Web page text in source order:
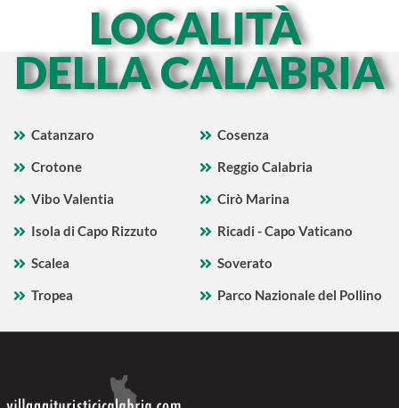
LOCALITÀ
DELLA CALABRIA
Catanzaro
Cosenza
Crotone
Reggio Calabria
Vibo Valentia
Cirò Marina
Isola di Capo Rizzuto
Ricadi - Capo Vaticano
Scalea
Soverato
Tropea
Parco Nazionale del Pollino